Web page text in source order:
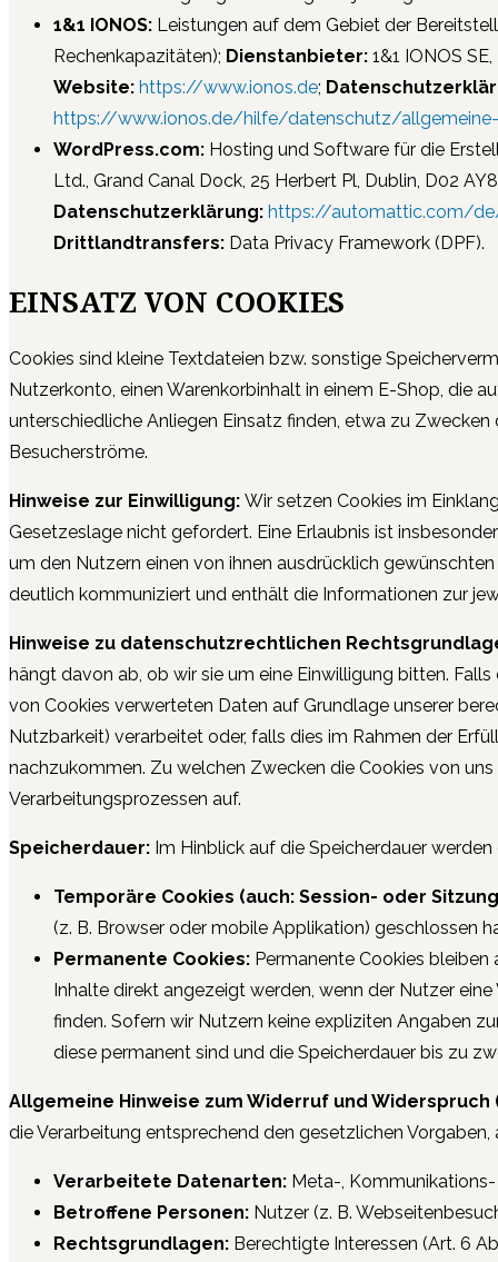
1&1 IONOS: Leistungen auf dem Gebiet der
Rechenkapazitäten); Dienstanbieter: 1&1 IONOS
Website: https://www.ionos.de;
https://www.ionos.de/hilfe/datenschutz/
WordPress.com: Hosting und Software für die
Ltd., Grand Canal Dock, 25 Herbert Pl, Dublin, D02
Datenschutzerklärung: https://automattic.com/
Drittlandtransfers: Data Privacy Framework (DPF).
EINSATZ VON COOKIES
Cookies sind kleine Textdateien bzw. sonstige
Nutzerkonto, einen Warenkorbinhalt in einem E-Shop, die
unterschiedliche Anliegen Einsatz finden, etwa zu
Besucherströme.
Hinweise zur Einwilligung: Wir setzen Cookies im
Gesetzeslage nicht gefordert. Eine Erlaubnis ist
um den Nutzern einen von ihnen ausdrücklich
deutlich kommuniziert und enthält die Informationen zur
Hinweise zu datenschutzrechtlichen
hängt davon ab, ob wir sie um eine Einwilligung bitten.
von Cookies verwerteten Daten auf Grundlage unserer
Nutzbarkeit) verarbeitet oder, falls dies im Rahmen der
nachzukommen. Zu welchen Zwecken die Cookies von
Verarbeitungsprozessen auf.
Speicherdauer: Im Hinblick auf die Speicherdauer
Temporäre Cookies (auch: Session- oder
(z. B. Browser oder mobile Applikation) geschlossen
Permanente Cookies: Permanente Cookies
Inhalte direkt angezeigt werden, wenn der Nutzer
finden. Sofern wir Nutzern keine expliziten Angaben
diese permanent sind und die Speicherdauer bis zu
Allgemeine Hinweise zum Widerruf und
die Verarbeitung entsprechend den gesetzlichen
Verarbeitete Datenarten: Meta-,
Betroffene Personen: Nutzer (z. B.
Rechtsgrundlagen: Berechtigte Interessen (Art. 6